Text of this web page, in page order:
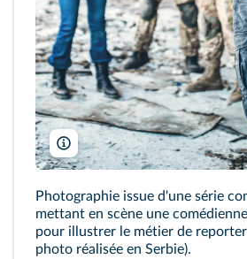
South_agency/Getty
Photographie issue d'une série
mettant en scène une
pour illustrer le métier de reporter
photo réalisée en Serbie).